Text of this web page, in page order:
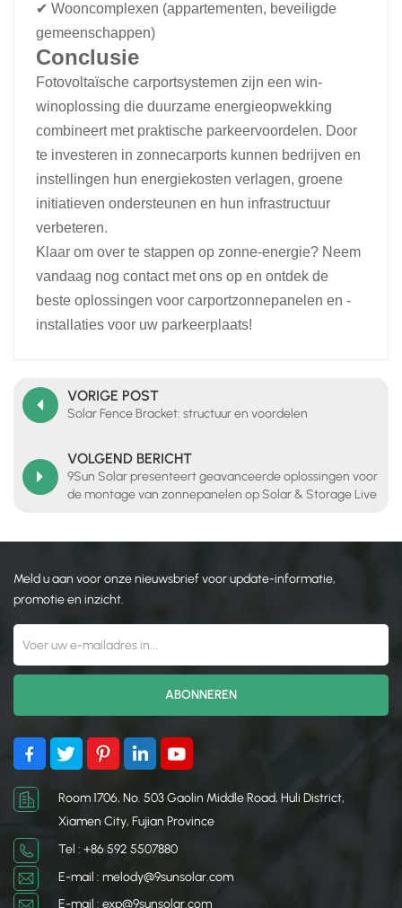
✔ Wooncomplexen (appartementen, beveiligde
gemeenschappen)
Conclusie
Fotovoltaïsche carportsystemen zijn een win-
winoplossing die duurzame energieopwekking
combineert met praktische parkeervoordelen. Door
te investeren in zonnecarports kunnen bedrijven en
instellingen hun energiekosten verlagen, groene
initiatieven ondersteunen en hun infrastructuur
verbeteren.
Klaar om over te stappen op zonne-energie? Neem
vandaag nog contact met ons op en ontdek de
beste oplossingen voor carportzonnepanelen en -
installaties voor uw parkeerplaats!
VORIGE POST
Solar Fence Bracket: structuur en voordelen
VOLGEND BERICHT
9Sun Solar presenteert geavanceerde oplossingen voor
de montage van zonnepanelen op Solar & Storage Live
Meld u aan voor onze nieuwsbrief voor update-informatie,
promotie en inzicht.
Room 1706, No. 503 Gaolin Middle Road, Huli District,
Xiamen City, Fujian Province
Tel : +86 592 5507880
E-mail : melody@9sunsolar.com
E-mail : exp@9sunsolar.com